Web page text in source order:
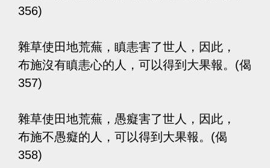
356)
雜草使田地荒蕪，瞋恚害了世人，因此，
布施沒有瞋恚心的人，可以得到大果報。(偈
357)
雜草使田地荒蕪，愚癡害了世人，因此，
布施不愚癡的人，可以得到大果報。(偈
358)